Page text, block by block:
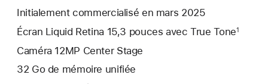
Initialement commercialisé en mars 2025
Écran Liquid Retina 15,3 pouces avec True Tone1
Caméra 12MP Center Stage
32 Go de mémoire unifiée